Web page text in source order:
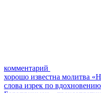
комментарий
хорошо известна молитва
слова изрек по